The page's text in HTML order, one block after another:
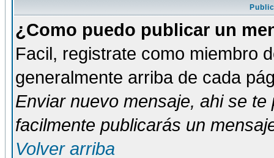
¿Como puedo publicar un
Facil, registrate como miembro
generalmente arriba de cada
Enviar nuevo mensaje, ahi se te
facilmente publicarás un
Volver arriba